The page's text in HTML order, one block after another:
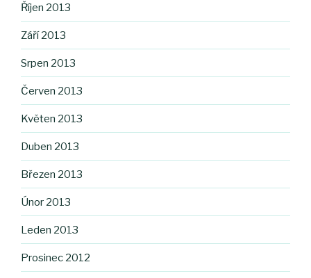
Říjen 2013
Září 2013
Srpen 2013
Červen 2013
Květen 2013
Duben 2013
Březen 2013
Únor 2013
Leden 2013
Prosinec 2012